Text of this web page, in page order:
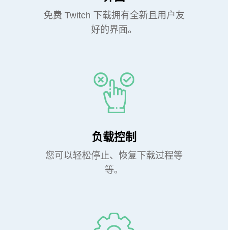
免费 Twitch 下载拥有全新且用户友
好的界面。
负载控制
您可以轻松停止、恢复下载过程等
等。